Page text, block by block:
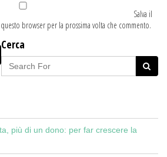
Salva il
browser per la prossima volta che commento.
Cerca
più di un dono: per far crescere la